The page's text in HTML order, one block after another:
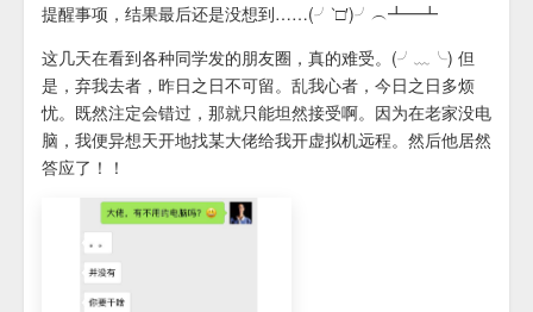
提醒事项，结果最后还是没想到……(╯‵□′)╯︵┻━┻
这几天在看到各种同学发的朋友圈，真的难受。(╯﹏╰) 但
是， 弃我去者，昨日之日不可留。乱我心者，今日之日多烦
忧。 既然注定会错过，那就只能坦然接受啊。因为在老家没电
脑，我便异想天开地找某大佬给我开虚拟机远程。然后他居然
答应了！！